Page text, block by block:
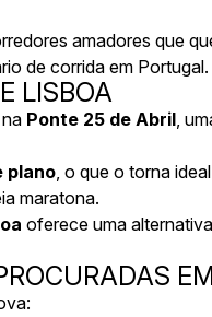
amadores que
de corrida em Portugal.
LISBOA
Ponte 25 de Abril,
plano, o que o torna
maratona.
oferece uma